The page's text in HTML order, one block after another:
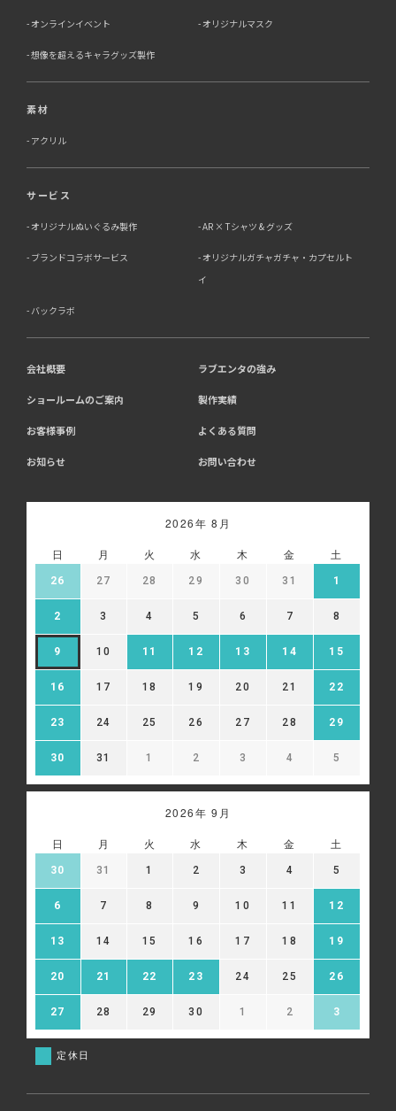
オンラインイベント オリジナルマスク
想像を超えるキャラグッズ製作
素材
アクリル
サービス
オリジナルぬいぐるみ製作 AR × Tシャツ & グッズ
ブランドコラボサービス
オリジナルガチャガチャ・カプセルト
イ
バックラボ
会社概要 ラブエンタの強み
ショールームのご案内 製作実績
お客様事例 よくある質問
お知らせ お問い合わせ
2026年 8月
日 月 火 水 木 金 土
26 27 28 29 30 31 1
2 3 4 5 6 7 8
9 10 11 12 13 14 15
16 17 18 19 20 21 22
23 24 25 26 27 28 29
30 31 1 2 3 4 5
2026年 9月
日 月 火 水 木 金 土
30 31 1 2 3 4 5
6 7 8 9 10 11 12
13 14 15 16 17 18 19
20 21 22 23 24 25 26
27 28 29 30 1 2 3
定休日